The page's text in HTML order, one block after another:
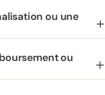
ou une
ou